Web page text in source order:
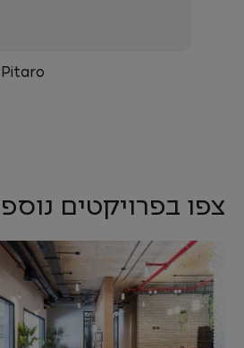
צפו בפרויקטים